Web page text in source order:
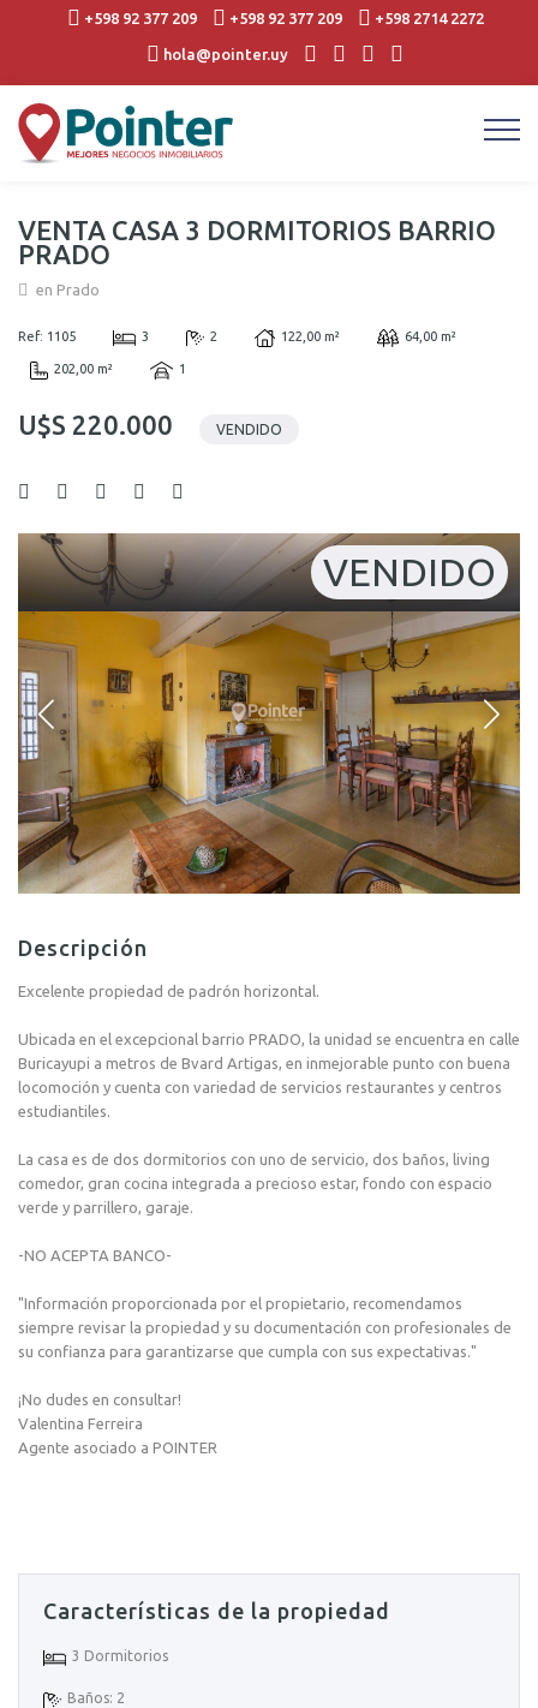
+598 92 377 209 +598 92 377 209 +598 2714 2272
hola@pointer.uy
VENTA CASA 3 DORMITORIOS BARRIO
PRADO
en Prado
Ref: 1105 3 2 122,00 m² 64,00 m²
202,00 m² 1
U$S 220.000 VENDIDO
VENDIDO
Descripción
Excelente propiedad de padrón horizontal.
Ubicada en el excepcional barrio PRADO, la unidad se encuentra en calle
Buricayupi a metros de Bvard Artigas, en inmejorable punto con buena
locomoción y cuenta con variedad de servicios restaurantes y centros
estudiantiles.
La casa es de dos dormitorios con uno de servicio, dos baños, living
comedor, gran cocina integrada a precioso estar, fondo con espacio
verde y parrillero, garaje.
-NO ACEPTA BANCO-
"Información proporcionada por el propietario, recomendamos
siempre revisar la propiedad y su documentación con profesionales de
su confianza para garantizarse que cumpla con sus expectativas."
¡No dudes en consultar!
Valentina Ferreira
Agente asociado a POINTER
Características de la propiedad
3 Dormitorios
Baños: 2